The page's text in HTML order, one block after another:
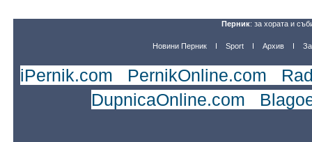
Перник: за хората и
Новини Перник Sport Архив
iPernik.com PernikOnline.com
DupnicaOnline.com